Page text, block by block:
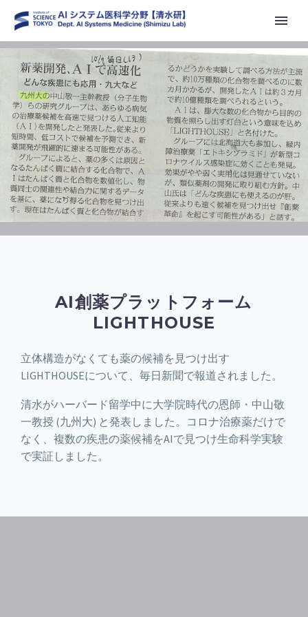
AI創薬プラットフォーム
LIGHTHOUSE
立体構造がなくても薬の候補を見つけ出す
LIGHTHOUSEについて、毎日新聞で報道されました。
清水がハーバード留学中に大学院時代の恩師・中山敬
一教授 (九州大) と発表しました。コロナ治療薬だけで
なく、複数の疾患の薬候補をAIで見つけ生命科学実験
で実証しました。